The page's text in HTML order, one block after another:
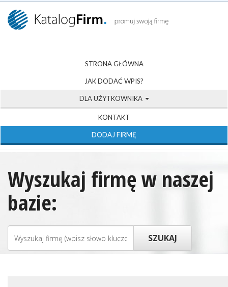
STRONA GŁÓWNA
JAK DODAĆ WPIS?
DLA UŻYTKOWNIKA
KONTAKT
DODAJ FIRMĘ
Wyszukaj firmę w naszej
bazie: